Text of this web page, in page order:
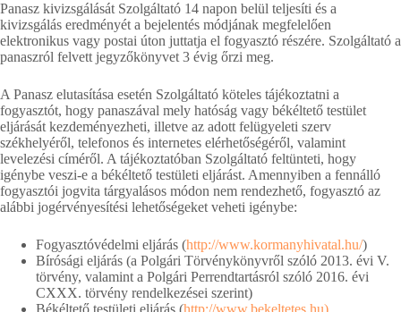
Panasz kivizsgálását Szolgáltató 14 napon belül teljesíti és a
kivizsgálás eredményét a bejelentés módjának megfelelően
elektronikus vagy postai úton juttatja el fogyasztó részére. Szolgáltató a
panaszról felvett jegyzőkönyvet 3 évig őrzi meg.
A Panasz elutasítása esetén Szolgáltató köteles tájékoztatni a
fogyasztót, hogy panaszával mely hatóság vagy békéltető testület
eljárását kezdeményezheti, illetve az adott felügyeleti szerv
székhelyéről, telefonos és internetes elérhetőségéről, valamint
levelezési címéről. A tájékoztatóban Szolgáltató feltünteti, hogy
igénybe veszi-e a békéltető testületi eljárást. Amennyiben a fennálló
fogyasztói jogvita tárgyalásos módon nem rendezhető, fogyasztó az
alábbi jogérvényesítési lehetőségeket veheti igénybe:
Fogyasztóvédelmi eljárás (http://www.kormanyhivatal.hu/)
Bírósági eljárás (a Polgári Törvénykönyvről szóló 2013. évi V.
törvény, valamint a Polgári Perrendtartásról szóló 2016. évi
CXXX. törvény rendelkezései szerint)
Békéltető testületi eljárás (http://www.bekeltetes.hu)